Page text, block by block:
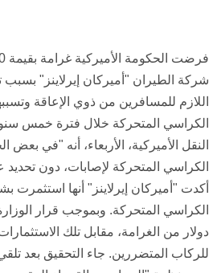
شركة الطيران "أميركان إيرلاينز"
اللازم للمسافرين من ذوي الإعاقة
الكراسي المتحركة خلال فترة خمس
النقل الأميركية، الأربعاء، أنه "في
الكراسي المتحركة لإصابات، دون
أكدت "أميركان إيرلاينز" أنها استثمرت
دولار من الغرامة، مقابل تلك
للركاب المتضررين. جاء التحقيق بعد